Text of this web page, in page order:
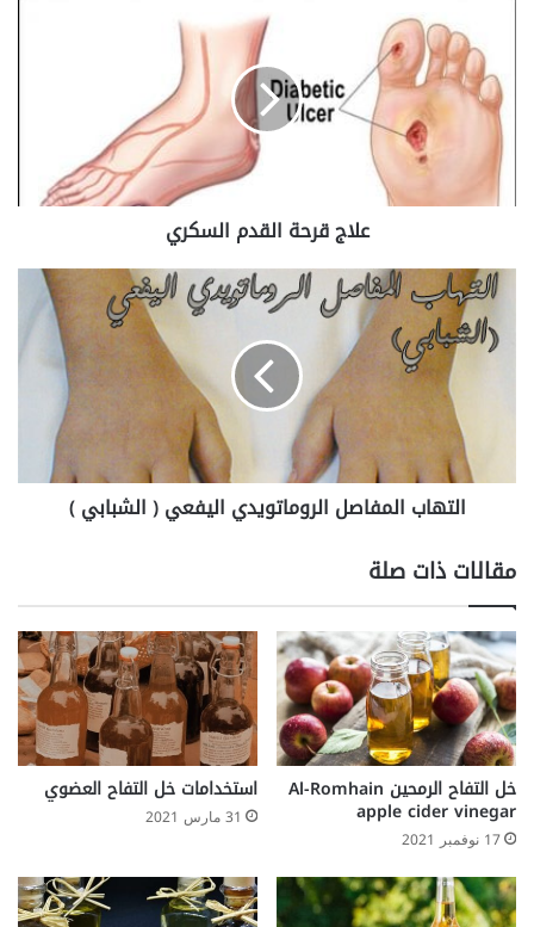
القدم
السكري
علاج قرحة القدم السكري
التهاب
المفاصل
الروماتويدي
اليفعي
التهاب المفاصل الروماتويدي اليفعي ( الشبابي )
مقالات ذات صلة
خل التفاح الرمحين Al-Romhain
apple cider vinegar
17 نوفمبر 2021
استخدامات خل التفاح العضوي
31 مارس 2021